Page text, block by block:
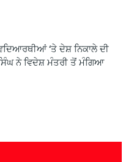
‘ਤੇ ਦੇਸ਼ ਨਿਕਾਲੇ ਦੀ
ਨੇ ਵਿਦੇਸ਼ ਮੰਤਰੀ ਤੋਂ ਮੰਗਿਆ